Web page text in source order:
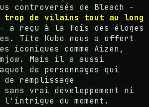
controversés de Bleach -
trop de vilains tout au long
- a reçu à la fois des éloges
Tite Kubo nous a offert
iconiques comme Aizen,
Mais il a aussi
de personnages qui
remplissage
vrai développement ni
l'intrigue du moment.